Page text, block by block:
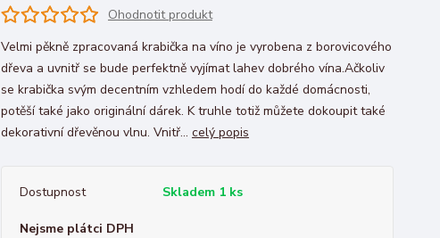
Ohodnotit produkt
Velmi pěkně zpracovaná krabička na víno je vyrobena z borovicového
dřeva a uvnitř se bude perfektně vyjímat lahev dobrého vína.Ačkoliv
se krabička svým decentním vzhledem hodí do každé domácnosti,
potěší také jako originální dárek. K truhle totiž můžete dokoupit také
dekorativní dřevěnou vlnu. Vnitř... celý popis
Dostupnost Skladem 1 ks
Nejsme plátci DPH